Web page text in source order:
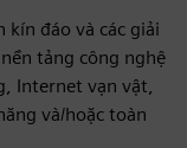
kín đáo và các giải
tảng công nghệ
Internet vạn vật,
và/hoặc toàn